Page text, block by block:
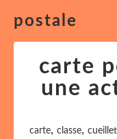
postale
carte
une
carte, classe,